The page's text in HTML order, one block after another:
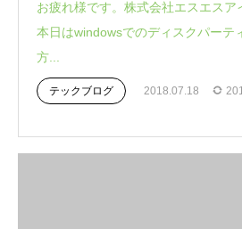
お疲れ様です。株式会社エスエスア
本日はwindowsでのディスクパーテ
方...
テックブログ 2018.07.18